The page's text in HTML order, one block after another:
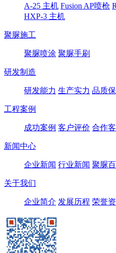
A-25 主机 Fusion AP喷枪
HXP-3 主机
聚脲施工
聚脲喷涂 聚脲手刷
研发制造
研发能力 生产实力 品质
工程案例
成功案例 客户评价 合作
新闻中心
企业新闻 行业新闻 聚脲
关于我们
企业简介 发展历程 荣誉